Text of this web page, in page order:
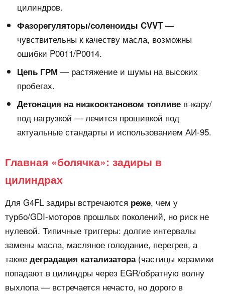
цилиндров.
Фазорегуляторы/соленоиды CVVT—
чувствительны к качеству масла, возможны
ошибки P0011/P0014.
Цепь ГРМ — растяжение и шумы на высоких
пробегах.
Детонация на низкооктановом топливе в жару/
под нагрузкой — лечится прошивкой под
актуальные стандарты и использованием АИ-95.
Главная «болячка»: задиры в
цилиндрах
Для G4FL задиры встречаются реже, чем у
турбо/GDI-моторов прошлых поколений, но риск не
нулевой. Типичные триггеры: долгие интервалы
замены масла, масляное голодание, перегрев, а
также деградация катализатора(частицы керамики
попадают в цилиндры через EGR/обратную волну
выхлопа — встречается нечасто, но дорого в